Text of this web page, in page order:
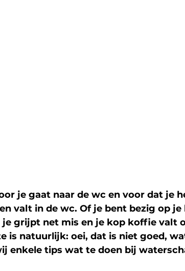
je gaat naar de wc en voor dat je
valt in de wc. Of je bent bezig op
je grijpt net mis en je kop koffie valt
is natuurlijk: oei, dat is niet goed,
enkele tips wat te doen bij